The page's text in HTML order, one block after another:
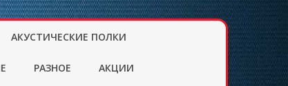
АКУСТИЧЕСКИЕ ПОЛКИ
РАЗНОЕ АКЦИИ